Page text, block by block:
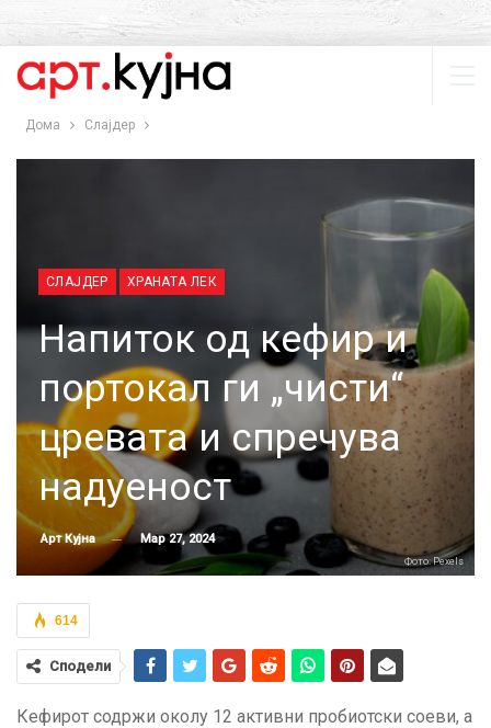
Дома Слајдер
СЛАЈДЕР ХРАНАТА ЛЕК
Напиток од кефир и
портокал ги „чисти“
цревата и спречува
надуеност
Арт Кујна Мар 27, 2024
Фото: Pexels
614
Сподели
Кефирот содржи околу 12 активни пробиотски соеви, а